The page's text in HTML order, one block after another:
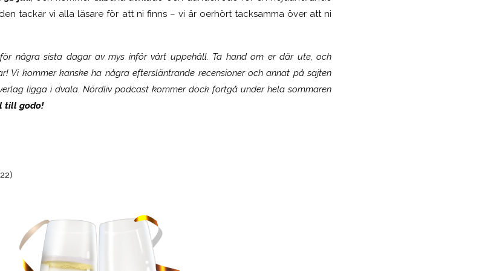
tackar vi alla läsare för att ni finns – vi är oerhört tacksamma över att ni
några sista dagar av mys inför vårt uppehåll. Ta hand om er där ute, och
Vi kommer kanske ha några eftersläntrande recensioner och annat på sajten
ligga i dvala. Nördliv podcast kommer dock fortgå under hela sommaren
till godo!